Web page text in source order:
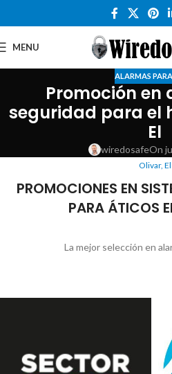
MENU
ALARMAS
Promoción en
seguridad para el
El
wiredosafeOn
Olivar, El
PROMOCIONES EN
PARA ÁTICOS
La mejor selección en